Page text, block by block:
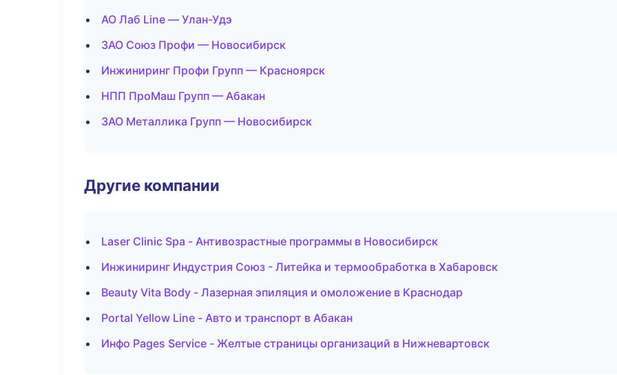
АО Лаб Line — Улан-Удэ
ЗАО Союз Профи — Новосибирск
Инжиниринг Профи Групп — Красноярск
НПП ПроМаш Групп — Абакан
ЗАО Металлика Групп — Новосибирск
Другие компании
Laser Clinic Spa - Антивозрастные программы в Новосибирск
Инжиниринг Индустрия Союз - Литейка и термообработка в Хабаровск
Beauty Vita Body - Лазерная эпиляция и омоложение в Краснодар
Portal Yellow Line - Авто и транспорт в Абакан
Инфо Pages Service - Желтые страницы организаций в Нижневартовск